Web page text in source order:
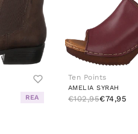
REA
Ten Points
AMELIA SYRAH
€102,95€74,95